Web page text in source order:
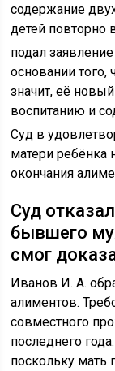
содержание
детей
подал
основании
значит, её
воспитанию и
Суд в
матери ребёнка
окончания
Суд
бывшего
смог
Иванов И. А.
алиментов.
совместного
последнего
поскольку мать